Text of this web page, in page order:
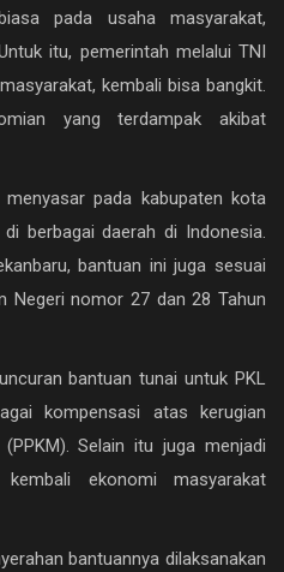
pada usaha masyarakat,
itu, pemerintah melalui TNI
kembali bisa bangkit.
yang terdampak akibat
pada kabupaten kota
berbagai daerah di Indonesia.
bantuan ini juga sesuai
Negeri nomor 27 dan 28 Tahun
bantuan tunai untuk PKL
kompensasi atas kerugian
Selain itu juga menjadi
ekonomi masyarakat
bantuannya dilaksanakan